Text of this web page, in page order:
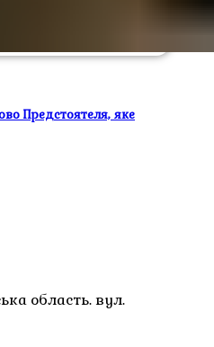
Предстоятеля, яке
область. вул.